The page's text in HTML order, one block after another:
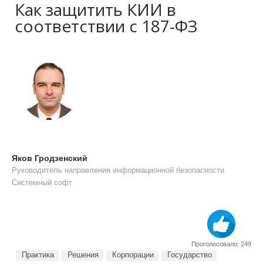
Как защитить КИИ в
соответствии с 187-ФЗ
Яков Гродзенский
Руководитель направления информационной безопасности
Системный софт
Проголосовало: 249
Практика Решения Корпорации Государство